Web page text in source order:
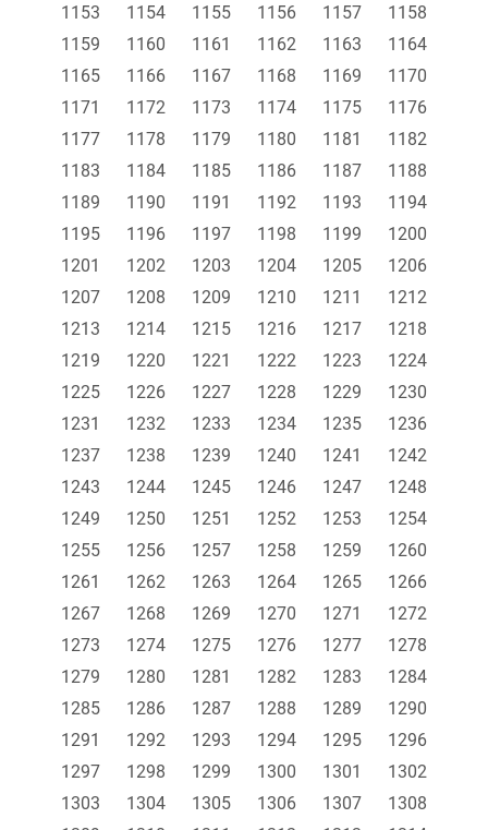
1153 1154 1155 1156 1157
1158
1159
1160 1161 1162 1163
1164
1165
1166 1167 1168 1169
1170
1171
1172 1173 1174 1175
1176
1177
1178 1179 1180 1181
1182
1183
1184 1185 1186 1187
1188
1189
1190 1191 1192 1193
1194
1195
1196 1197 1198 1199
1200
1201
1202 1203 1204 1205
1206
1207
1208 1209 1210 1211
1212
1213
1214 1215 1216 1217
1218
1219
1220 1221 1222 1223
1224
1225
1226 1227 1228 1229
1230
1231
1232 1233 1234 1235
1236
1237
1238 1239 1240 1241
1242
1243
1244 1245 1246 1247
1248
1249
1250 1251 1252 1253
1254
1255
1256 1257 1258 1259
1260
1261
1262 1263 1264 1265
1266
1267
1268 1269 1270 1271
1272
1273
1274 1275 1276 1277
1278
1279
1280 1281 1282 1283
1284
1285
1286 1287 1288 1289
1290
1291
1292 1293 1294 1295
1296
1297
1298 1299 1300 1301
1302
1303
1304 1305 1306 1307
1308